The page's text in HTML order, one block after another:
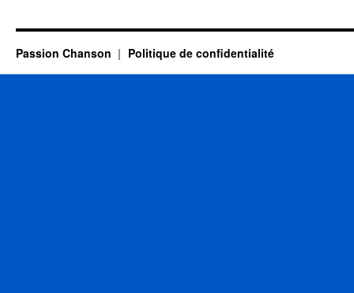
Passion Chanson Politique de confidentialité